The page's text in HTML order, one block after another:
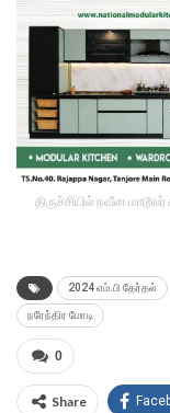
திருச்சியில் நவீன
2024 எம்.பி தேர்தல்
நரேந்திர மோடி
0
Share